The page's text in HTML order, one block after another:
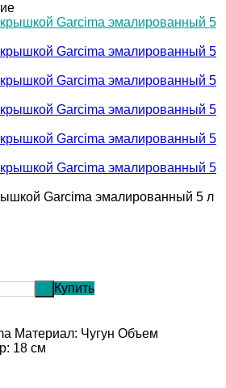
Garcima эмалированный 5 л
Купить
Материал: Чугун Объем
18 см